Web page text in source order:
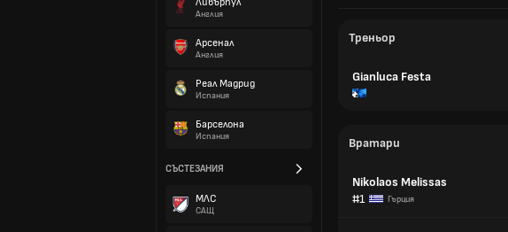
Англия
Арсенал
Англия
Реал Мадрид
Испания
Барселона
Испания
СЪСТЕЗАНИЯ
МЛС
САЩ
Треньор
Gianluca Festa
Вратари
Nikolaos Melissas
#1
Гърция